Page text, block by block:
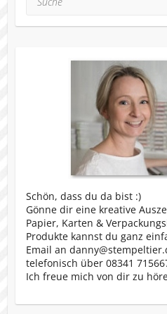
Schön, dass du da bist :)
Gönne dir eine kreative
Papier, Karten &
Produkte kannst du ganz
Email an
telefonisch über 08341
Ich freue mich von dir zu